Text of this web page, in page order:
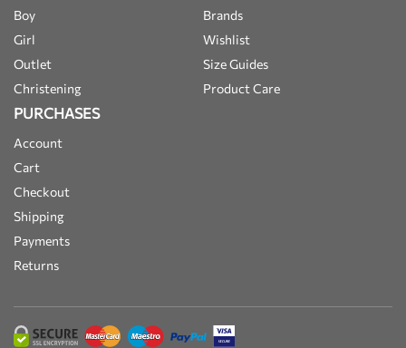
Boy
Girl
Outlet
Christening
Brands
Wishlist
Size Guides
Product Care
PURCHASES
Account
Cart
Checkout
Shipping
Payments
Returns